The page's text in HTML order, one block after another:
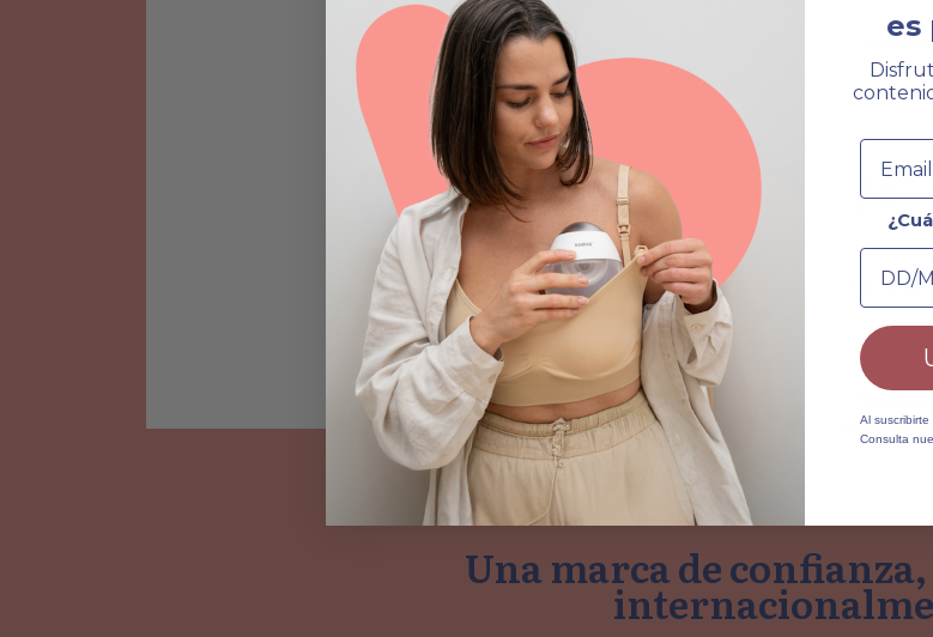
Avalado
Modo de
Una marca de
es
Email
Fecha
Al suscribirte
Consulta